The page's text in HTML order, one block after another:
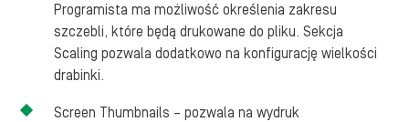
Programista ma możliwość określenia zakresu
szczebli, które będą drukowane do pliku. Sekcja
Scaling pozwala dodatkowo na konfigurację wielkości
drabinki.
Screen Thumbnails – pozwala na wydruk